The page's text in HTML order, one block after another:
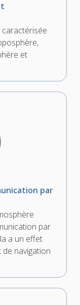
caractérisée
et
par
par
a un effet
navigation